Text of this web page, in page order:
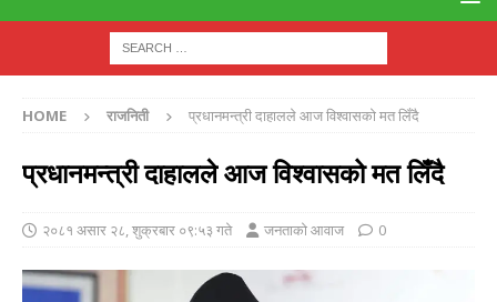
HOME राजनिती प्रधानमन्त्री दाहालले आज विश्वासको मत लिँदै
प्रधानमन्त्री दाहालले आज विश्वासको मत लिँदै
२०८१ असार २८, शुक्रबार ०९:५३ गते जनताको आवाज 0